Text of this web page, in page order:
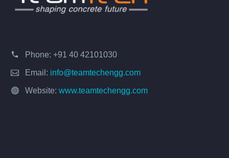
Phone: +91 40 42101030
Email: info@teamtechengg.com
Website: www.teamtechengg.com